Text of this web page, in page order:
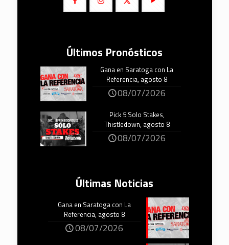
Últimos Pronósticos
Gana en Saratoga con La
Referencia, agosto 8
08/07/2026
Pick 5 Solo Stakes,
Thistledown, agosto 8
08/07/2026
Últimas Noticias
Gana en Saratoga con La
Referencia, agosto 8
08/07/2026